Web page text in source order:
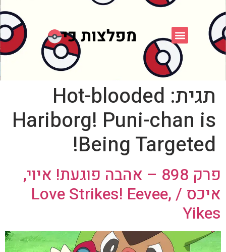
תגית: Hot-blooded
Hariborg! Puni-chan is
Being Targeted!
פרק 898 – אהבה פוגעת! איוי,
איכס / Love Strikes! Eevee,
Yikes